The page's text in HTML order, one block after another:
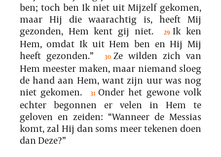
ben; toch ben Ik niet uit Mijzelf gekomen,
maar Hij die waarachtig is, heeft Mij
gezonden, Hem kent gij niet.
29 Ik ken
Hem, omdat Ik uit Hem ben en Hij Mij
heeft gezonden.”
30 Ze wilden zich van
Hem meester maken, maar niemand sloeg
de hand aan Hem, want zijn uur was nog
niet gekomen.
31 Onder het gewone volk
echter begonnen er velen in Hem te
geloven en zeiden: “Wanneer de Messias
komt, zal Hij dan soms meer tekenen doen
dan Deze?”